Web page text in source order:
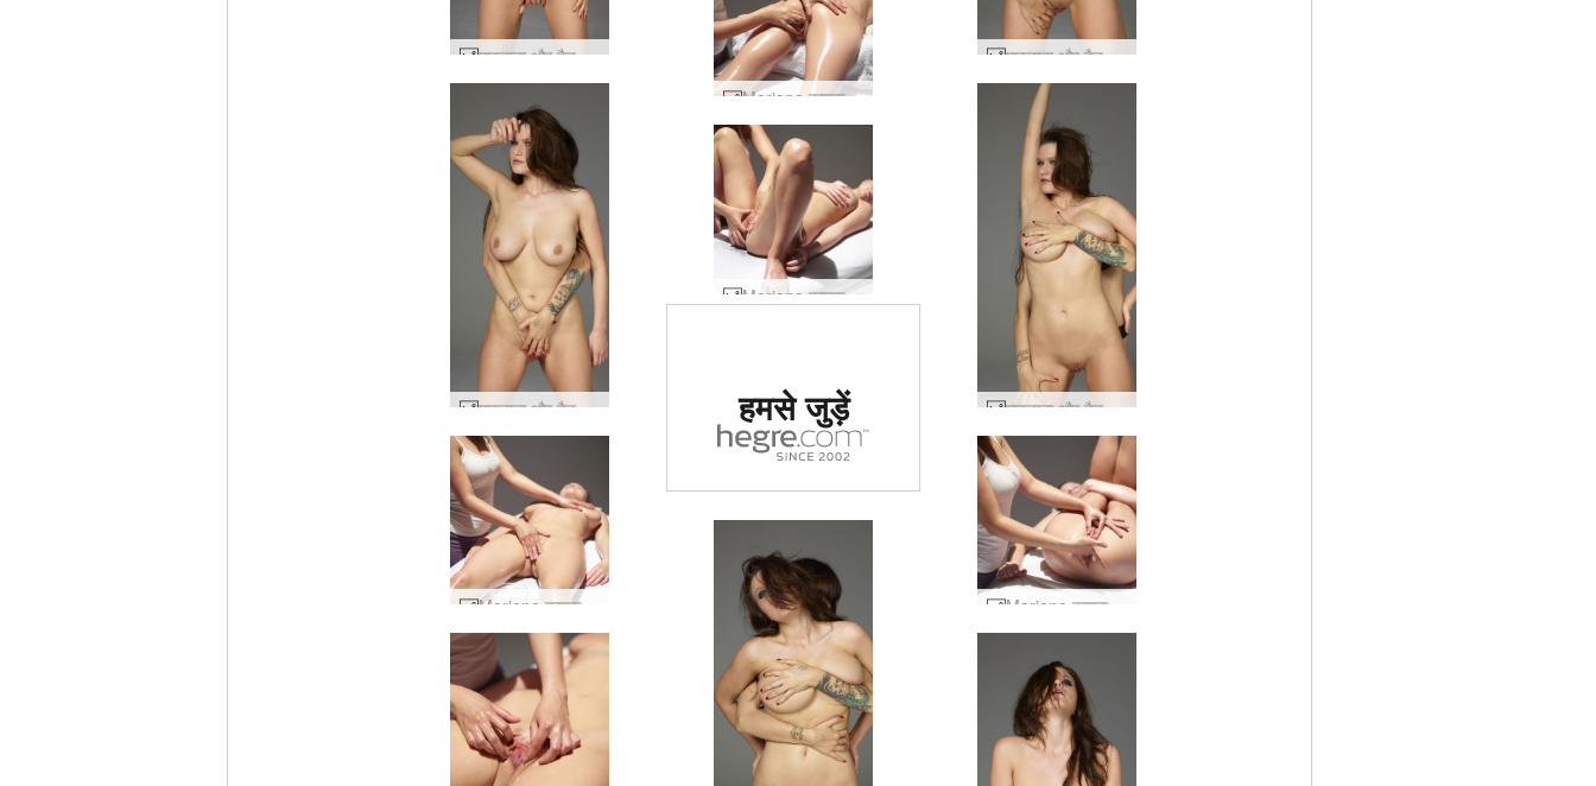
मारजाना और टैटू वाली महिला #48
मारजाना और टैटू वाली महिला #92
Marjana कामुक मालिश #107
मारजाना और टैटू वाली महिला #84 मारजाना और टैटू वाली महिला #104
Marjana कामुक मालिश #59
दुनिया में #1 कामुक
साइट का दर्जा दिया
गया
हमसे जुड़ें
Marjana कामुक मालिश #11 Marjana कामुक मालिश #63